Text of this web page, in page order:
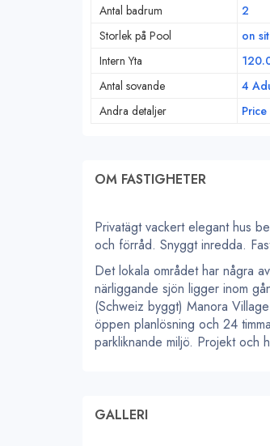
Antal badrum 2
Storlek på Pool
on
Intern Yta
Antal sovande
4
Andra detaljer
OM FASTIGHETER
Privatägt vackert elegant hus
och förråd. Snyggt inredda.
Det lokala området har några
närliggande sjön ligger inom
(Schweiz byggt) Manora
öppen planlösning och 24
parkliknande miljö. Projekt och
GALLERI